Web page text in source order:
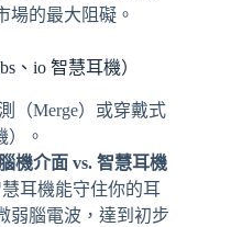
場的最大阻礙。
、io 智慧耳機）
（Merge）或穿戴式
）。
腦機介面 vs. 智慧耳機
耳機能守住你的耳
弱腦電波，達到初步